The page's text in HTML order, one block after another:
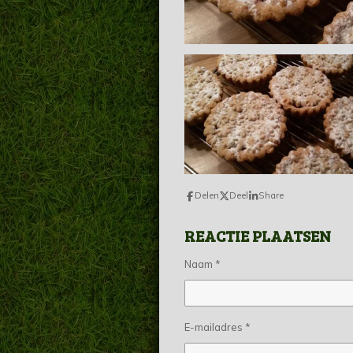
Delen Deel Share
REACTIE PLAATSEN
Naam *
E-mailadres *